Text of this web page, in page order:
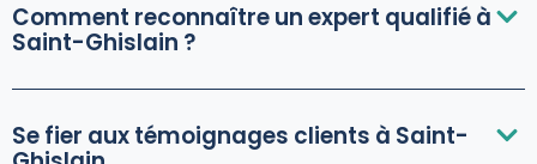
Comment reconnaître un expert qualifié à
Saint-Ghislain ?
Se fier aux témoignages clients à Saint-